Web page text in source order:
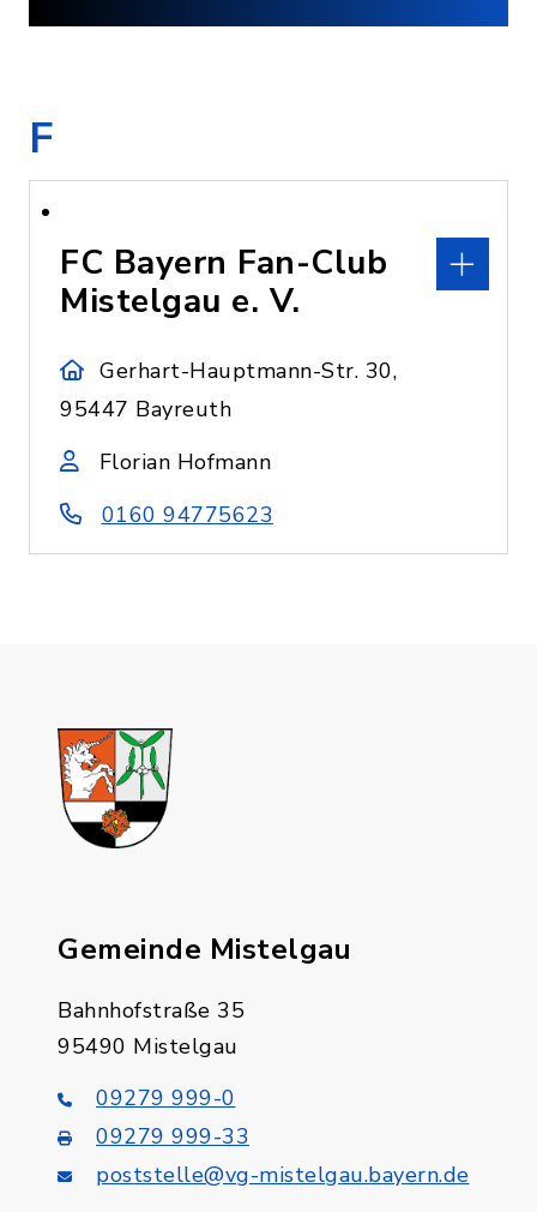
F
FC Bayern Fan-Club
Mistelgau e. V.
Gerhart-Hauptmann-Str. 30,
95447 Bayreuth
Florian Hofmann
0160 94775623
Gemeinde Mistelgau
Bahnhofstraße 35
95490 Mistelgau
09279 999-0
09279 999-33
poststelle@vg-mistelgau.bayern.de